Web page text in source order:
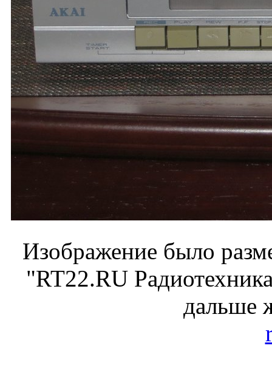
Изображение было
"RT22.RU
дальше